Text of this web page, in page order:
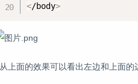
</body>
上面的效果可以看出左边和上面的